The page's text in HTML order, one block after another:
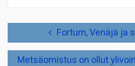
Fortum, Venäjä ja
Metsäomistus on ollut